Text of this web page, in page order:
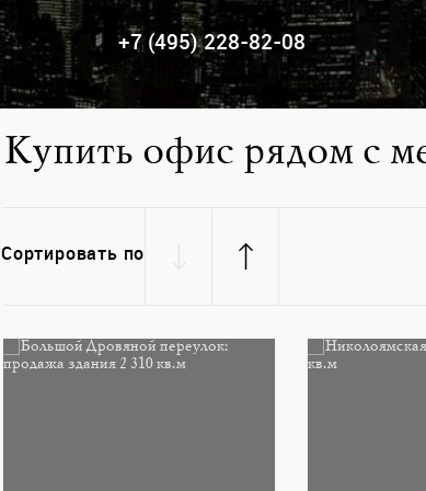
+7 (495) 228-82-08
Купить офис рядом с
Сортировать по